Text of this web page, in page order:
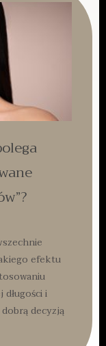
efektu
długości i
decyzją